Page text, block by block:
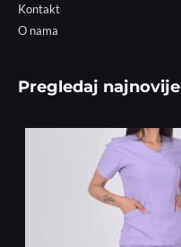
Kontakt
O nama
Pregledaj najnovije